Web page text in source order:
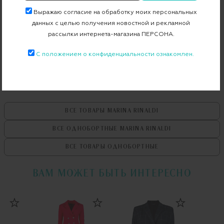
Бесплатная примерка в пункте выдачи
Примерка при доставке торговым представителем
ВСЕ ТОВАРЫ MARINA RINALDI
ВСЕ ОДНОБОРТНЫЕ MARINA RINALDI
ВСЕ ТОВАРЫ ОДНОБОРТНЫЕ
ВАМ МОЖЕТ БЫТЬ ИНТЕРЕСНО
Выражаю согласие на обработку моих персональных
данных с целью получения новостной и рекламной
рассылки интернета-магазина ПЕРСОНА.
С положением о конфиденциальности ознакомлен.